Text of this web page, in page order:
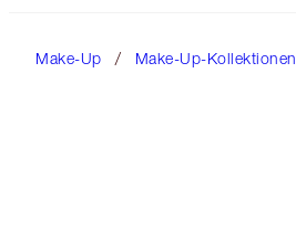
Make-Up Make-Up-Kollektionen